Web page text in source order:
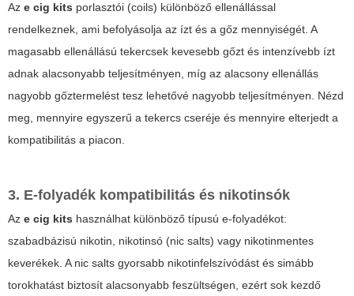
Az e cig kits porlasztói (coils) különböző ellenállással
rendelkeznek, ami befolyásolja az ízt és a gőz mennyiségét. A
magasabb ellenállású tekercsek kevesebb gőzt és intenzívebb ízt
adnak alacsonyabb teljesítményen, míg az alacsony ellenállás
nagyobb gőztermelést tesz lehetővé nagyobb teljesítményen. Nézd
meg, mennyire egyszerű a tekercs cseréje és mennyire elterjedt a
kompatibilitás a piacon.
3. E-folyadék kompatibilitás és nikotinsók
Az e cig kits használhat különböző típusú e-folyadékot:
szabadbázisú nikotin, nikotinsó (nic salts) vagy nikotinmentes
keverékek. A nic salts gyorsabb nikotinfelszívódást és simább
torokhatást biztosít alacsonyabb feszültségen, ezért sok kezdő